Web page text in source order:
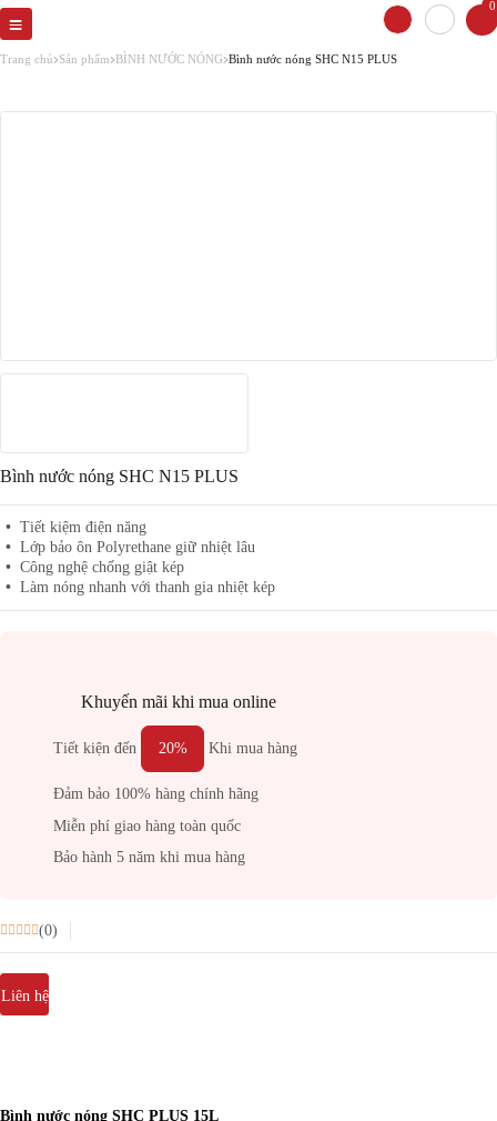
0
Trang chủ Sản phẩm BÌNH NƯỚC NÓNG Bình nước nóng SHC N15 PLUS
Bình nước nóng SHC N15 PLUS
Tiết kiệm điện năng
Lớp bảo ôn Polyrethane giữ nhiệt lâu
Công nghệ chống giật kép
Làm nóng nhanh với thanh gia nhiệt kép
Khuyến mãi khi mua online
Tiết kiện đến 20% Khi mua hàng
Đảm bảo 100% hàng chính hãng
Miễn phí giao hàng toàn quốc
Bảo hành 5 năm khi mua hàng
(0)
Liên hệ
Bình nước nóng SHC PLUS 15L